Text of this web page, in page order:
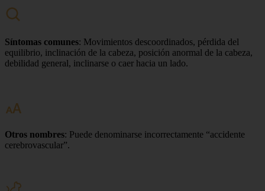
Síntomas comunes: Movimientos descoordinados, pérdida del
equilibrio, inclinación de la cabeza, posición anormal de la cabeza,
debilidad general, inclinarse o caer hacia un lado.
Otros nombres: Puede denominarse incorrectamente “accidente
cerebrovascular”.